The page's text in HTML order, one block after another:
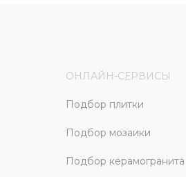
ОНЛАЙН-СЕРВИСЫ
Подбор плитки
Подбор мозаики
Подбор керамогранита